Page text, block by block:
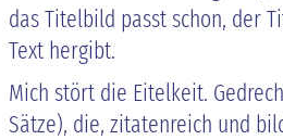
das Titelbild passt schon, der
Text hergibt.
Mich stört die Eitelkeit.
Sätze), die, zitatenreich und